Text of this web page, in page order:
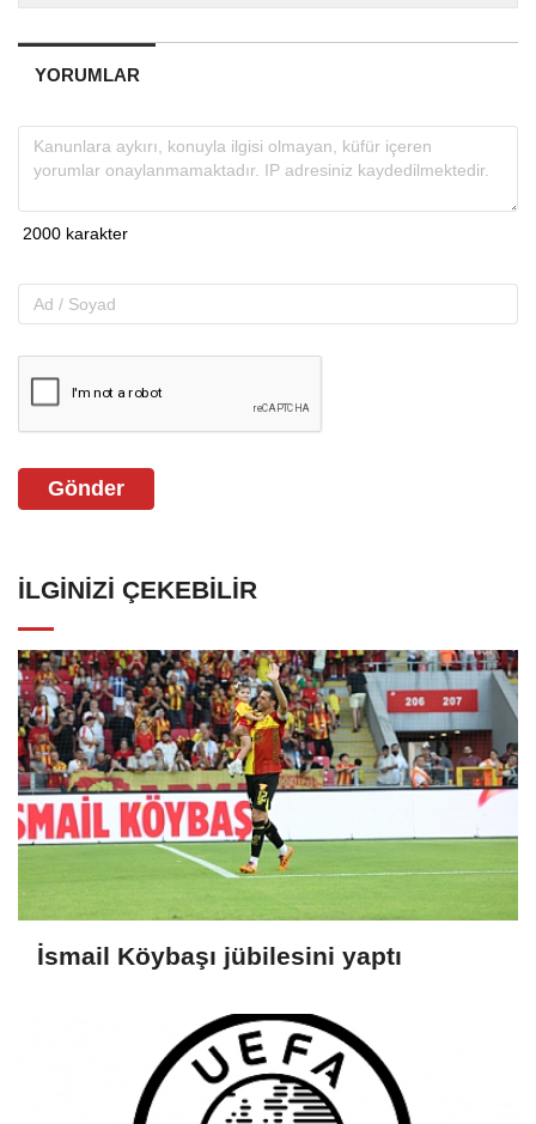
YORUMLAR
Gönder
İLGINIZI ÇEKEBILIR
İsmail Köybaşı jübilesini yaptı